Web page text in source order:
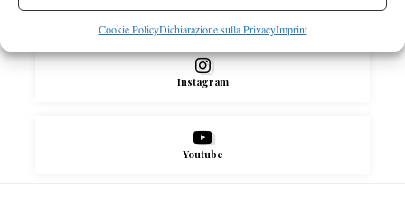
Cookie PolicyDichiarazione sulla PrivacyImprint
X
Instagram
Youtube